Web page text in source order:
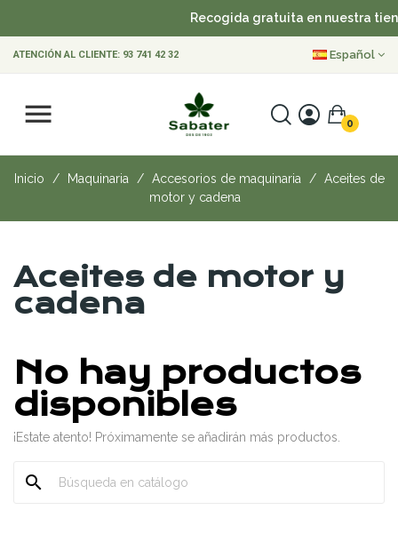
Recogida gratuita en nuestra
ATENCIÓN AL CLIENTE: 93 741 42 32 Español
0
Inicio Maquinaria Accesorios de maquinaria
Aceites de
motor y cadena
Aceites de motor y
cadena
No hay productos
disponibles
¡Estate atento! Próximamente se añadirán más productos.
search